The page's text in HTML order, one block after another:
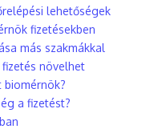
lehetőségek
fizetésekben
más szakmákkal
fizetés növelhet
biomérnök?
a fizetést?